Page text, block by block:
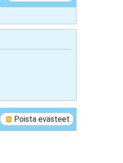
Poista evästeet